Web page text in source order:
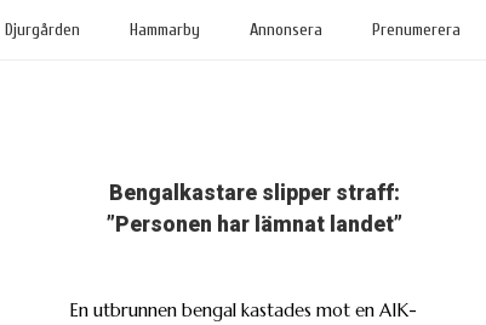
Djurgården Hammarby Annonsera Prenumerera
Bengalkastare slipper straff:
”Personen har lämnat landet”
En utbrunnen bengal kastades mot en AIK-